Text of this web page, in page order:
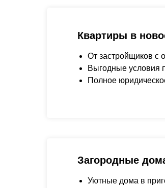
Квартиры в
От застройщиков с
Выгодные условия
Полное
Загородные
Уютные дома в